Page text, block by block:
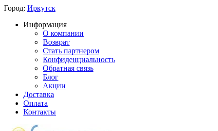
Город: Иркутск
Информация
О компании
Возврат
Стать партнером
Конфиденциальность
Обратная связь
Блог
Акции
Доставка
Оплата
Контакты